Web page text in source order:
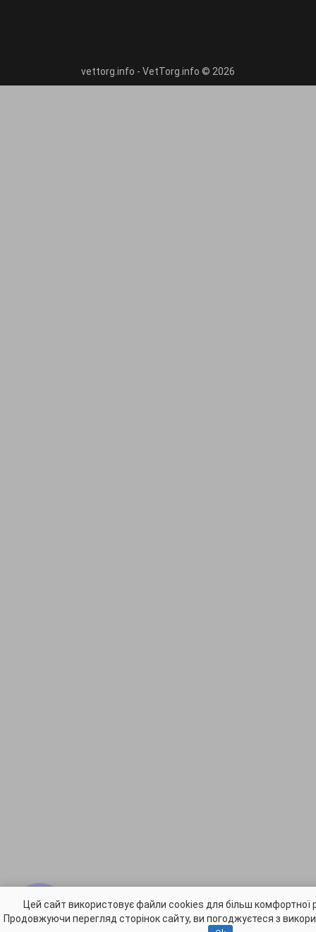
vettorg.info - VetTorg.info © 2026
Цей сайт використовує файли cookies для більш комфортної
Продовжуючи перегляд сторінок сайту, ви погоджуєтеся з